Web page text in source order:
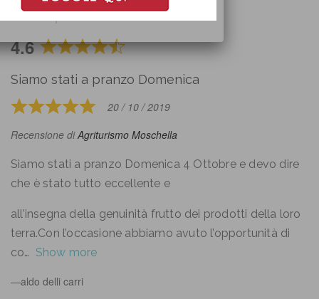
Principe
4.6 Rated
out
of
Siamo stati a pranzo Domenica
Rated
5
of
5
20 / 10 / 2019
Recensione diAgriturismo Moschella
Siamo stati a pranzo Domenica 4 Ottobre e devo dire
che è stato tutto eccellente e
all’insegna della genuinità frutto dei prodotti della loro
terra.Con l’occasione abbiamo avuto l’opportunità di
co
Show more
aldo delli carri